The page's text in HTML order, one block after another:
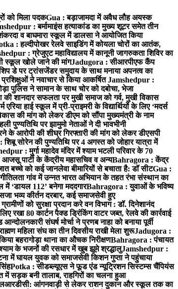
को मिला पदकGua : बड़ाजामदा में अवैध लौह अयस्क
: बर्मामाइंस हत्याकांड का मुख्य शूटर समेत तीन
व बाघमारा स्कूल में डालसा ने आयोजित किया
: हल्दीपोखर रेलवे साइडिंग में कोयला चोरों का आतंक,
: ग्रेजुएट महाविद्यालय में कानूनी जागरुकता शिविर का
स्कूल खोले जाने की मांगJadugora : सीआरपीएफ कैंप
डे पर ट्रांसजेंडर समुदाय के साथ मनाया अपनत्व का
ने नवाचार से किया आकर्षितJamshedpur :
पुलिस ने सामान के साथ चोर को दबोचा, भेजा
शानदार सफलता पर मुखी समाज को गर्व, मुखी विकास
हाई स्कूल में प्री-प्राइमरी के विद्यार्थियों के लिए ‘मदर्स
की मांग को लेकर डीएम को सौंपा मुख्यमंत्री के नाम
पुण्यतिथि पर झामुमो नेताओं ने दी भावभीनी
आरोपी की शीघ्र गिरफ्तारी की मांग को लेकर डीएसपी
सोरेन की पुण्यतिथि पर 4 अगस्त को जोहार यात्रा में
: मुर्गा महादेव मंदिर में श्याम भटली परिवार के 70
आजसू पार्टी के केंद्रीय महासचिव व अन्यBahragora : केंद्र
बच्चे को कई जानलेवा बीमारियों से बचाता है: डॉ सीटGua :
गांव में उन्नत भारत अभियान के तहत रंभा संस्थान का
‘डायल 112’ बनेगा मददगारBahragora : युवाओं के भविष्य
भव्य कीर्तन दरबार, कई समाजसेवी हुए
को सुरक्षा प्रदान करे वन विभाग : डॉ. दिनेशानंद
80 कार्टन पैक्ड ड्रिंकिंग वाटर जब्त, रेलवे की कार्रवाई
संघर्ष मोर्चा ने प्रणब नाहा को बनाया पूर्वी
महिला संघ का तीन दिवसीय राखी मेला शुरूJadugora :
बहरागोड़ा थाना का औचक निरीक्षणBahragora : पंचायत
के भजनों की रसधार में खुब झूमे श्रद्धालुJamshedpur :
में घायल युवक को समाजसेवी किशन गुप्ता ने पहुंचाया
Potka : सीडब्ल्यूएस ने फूड एंड न्यूट्रिशन सिस्टम्स चैंपियंस
सड़क बनी तालाब, राहगिरों का चलना हुआ
आंगनवाड़ी से लेकर राशन दुकान और स्कूल तक का